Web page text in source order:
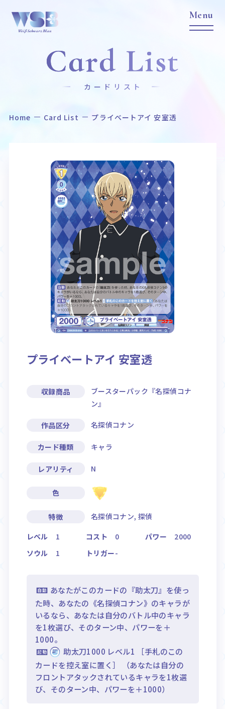
Home News
作品タイトル 商品情報
Event
イベント
Card List
カードリスト
Rule / Q&A
ルール/Q&A
Deck Recipe
デッキレシピ
Card List
カードリスト
Home Card List プライベートアイ 安室透
プライベートアイ 安室透
収録商品
ブースターパック『名探偵コナ
ン』
作品区分 名探偵コナン
カード種類 キャラ
レアリティ N
色
特徴
名探偵コナン, 探偵
レベル
1 コスト 0 パワー
2000
ソウル
1 トリガー-
あなたがこのカードの『助太刀』を使っ
た時、あなたの《名探偵コナン》のキャラが
いるなら、あなたは自分のバトル中のキャラ
を1枚選び、そのターン中、パワーを＋
1000。
助太刀1000 レベル1 ［手札のこの
カードを控え室に置く］ （あなたは自分の
フロントアタックされているキャラを1枚選
び、そのターン中、パワーを＋1000）